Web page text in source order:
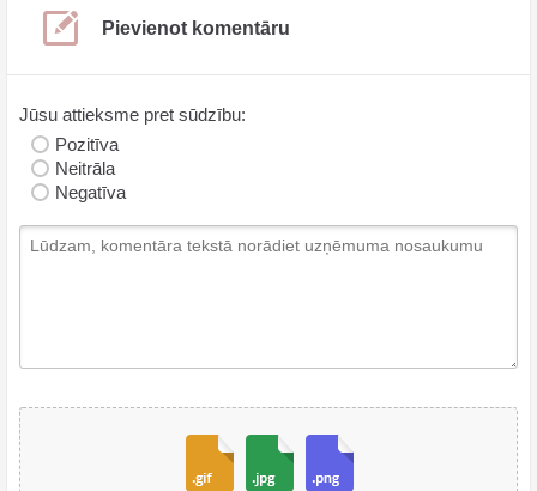
Pievienot komentāru
Jūsu attieksme pret sūdzību:
Pozitīva
Neitrāla
Negatīva